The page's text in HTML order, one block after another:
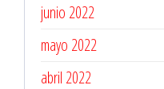
junio 2022
mayo 2022
abril 2022